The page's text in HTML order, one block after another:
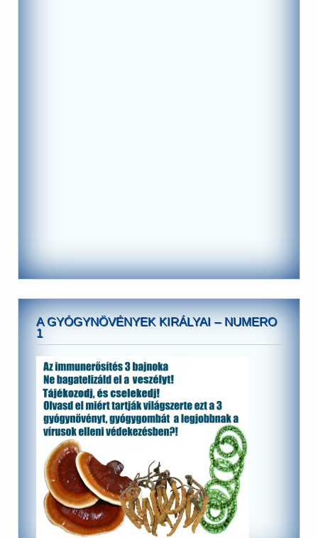
A GYÓGYNÖVÉNYEK KIRÁLYAI – NUMERO
1